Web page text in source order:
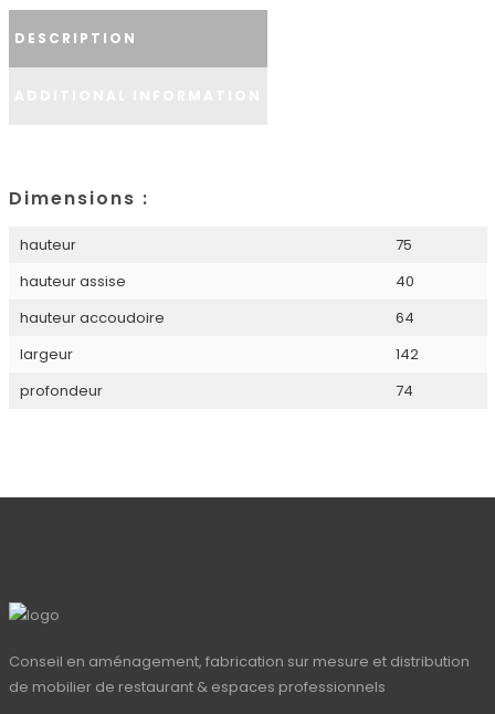
DESCRIPTION
Dimensions :
hauteur
75
hauteur assise
40
hauteur accoudoire
64
largeur
142
profondeur
74
Conseil en aménagement, fabrication sur mesure et distribution
de mobilier de restaurant & espaces professionnels